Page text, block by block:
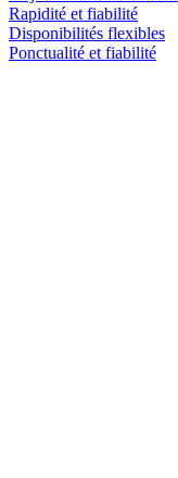
Rapidité et fiabilité
Disponibilités flexibles
Ponctualité et fiabilité